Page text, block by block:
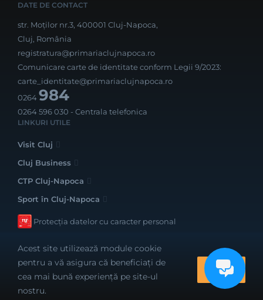
DATE DE CONTACT
str. Moților nr.3, 400001 Cluj-Napoca,
Cluj, România
registratura@primariaclujnapoca.ro
Comunicare carte de identitate conform Legii 9/2023:
carte_identitate@primariaclujnapoca.ro
0264984
0264 596 030 - Centrala telefonica
LINKURI UTILE
Visit Cluj
Cluj Business
CTP Cluj-Napoca
Sport în Cluj-Napoca
Protecția datelor cu caracter personal
Realizat cu bune intenții de către
Acest site utilizează module cookie
pentru a vă asigura că beneficiați de
cea mai bună experiență pe site-ul
nostru.
OK